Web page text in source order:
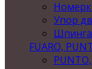
Упор
FUARO,
PUNTO,